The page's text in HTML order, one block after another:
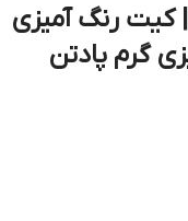
کمک کند.
کیت رنگ آمیزی
گرم پادتن